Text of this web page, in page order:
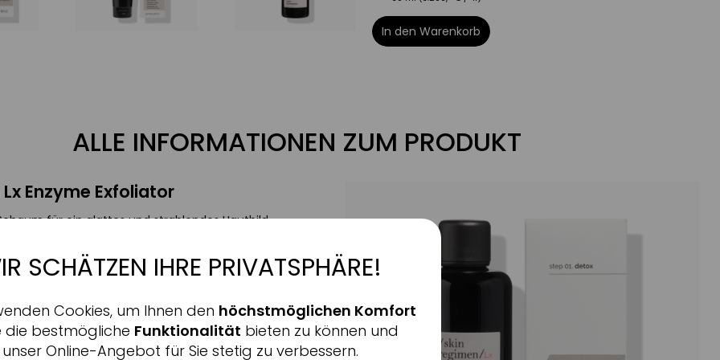
In den Warenkorb
ALLE INFORMATIONEN ZUM PRODUKT
Enzyme Exfoliator
für ein glattes und strahlendes Hautbild.
Hauptwirkstoffen Chlorella, Reisstärke und
undglättetdieses schäumende Peelingpulver
ihr ein
verwandelt sich das Pulver in einen cremigen
von abgestorbenen Hautschüppchenbefreit
Aktiv
Inaktiv
SCHÄTZEN IHRE PRIVATSPHÄRE!
Cookies, um Ihnen den höchstmöglichen Komfort
die bestmögliche Funktionalität bieten zu können und
unser Online-Angebot für Sie stetig zu verbessern.